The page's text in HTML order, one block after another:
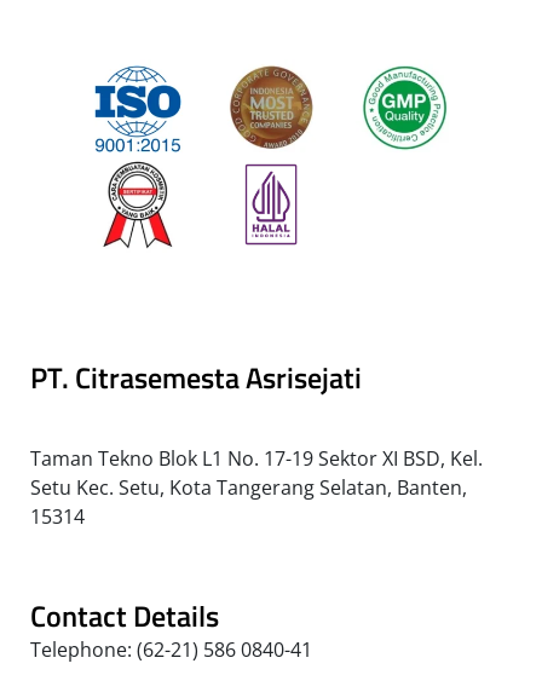
PT. Citrasemesta Asrisejati
Taman Tekno Blok L1 No. 17-19 Sektor XI BSD, Kel.
Setu Kec. Setu, Kota Tangerang Selatan, Banten,
15314
Contact Details
Telephone: (62-21) 586 0840-41